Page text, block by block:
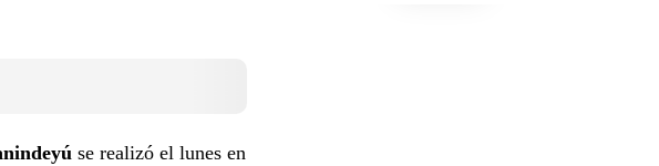
se realizó el lunes en